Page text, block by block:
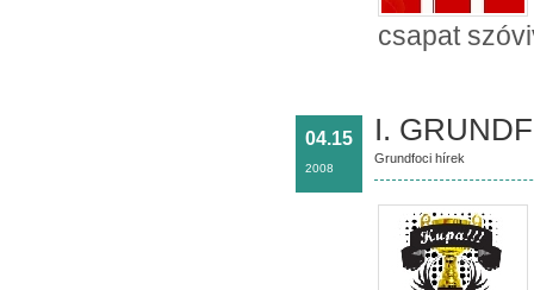
csapat
04.15
2008
I.
Grundfoci hírek